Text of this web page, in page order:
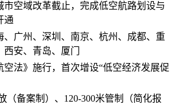
市空域改革截止，完成低空航路划设与
通
、广州、深圳、南京、杭州、成都、重
西安、青岛、厦门
空法》施行，首次增设“低空经济发展促
（备案制）、120-300米管制（简化报